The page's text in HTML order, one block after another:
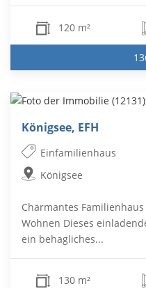
120 m²
Königsee, EFH
Einfamilienhaus
Königsee
Charmantes
Wohnen Dieses
ein behagliches...
130 m²